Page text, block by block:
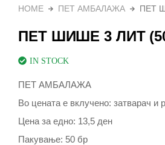
HOME ПЕТ АМБАЛАЖА ПЕТ
ПЕТ ШИШЕ 3 ЛИТ
IN STOCK
ПЕТ АМБАЛАЖА
Во цената е вклучено: затварач и
Цена за едно: 13,5 ден
Пакување: 50 бр